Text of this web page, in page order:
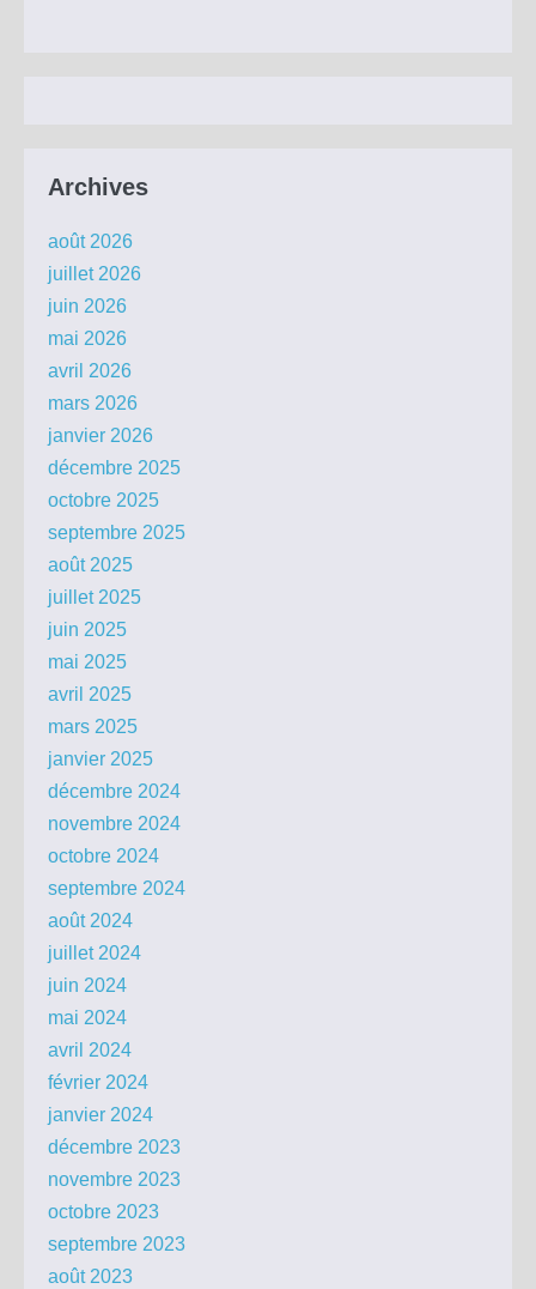
Archives
août 2026
juillet 2026
juin 2026
mai 2026
avril 2026
mars 2026
janvier 2026
décembre 2025
octobre 2025
septembre 2025
août 2025
juillet 2025
juin 2025
mai 2025
avril 2025
mars 2025
janvier 2025
décembre 2024
novembre 2024
octobre 2024
septembre 2024
août 2024
juillet 2024
juin 2024
mai 2024
avril 2024
février 2024
janvier 2024
décembre 2023
novembre 2023
octobre 2023
septembre 2023
août 2023